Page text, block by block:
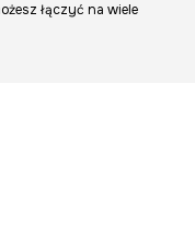
łączyć na wiele